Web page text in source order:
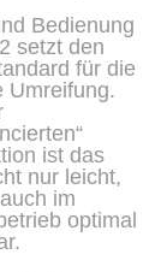
Bedienung
setzt den
für die
Umreifung.
ist das
nur leicht,
im
optimal